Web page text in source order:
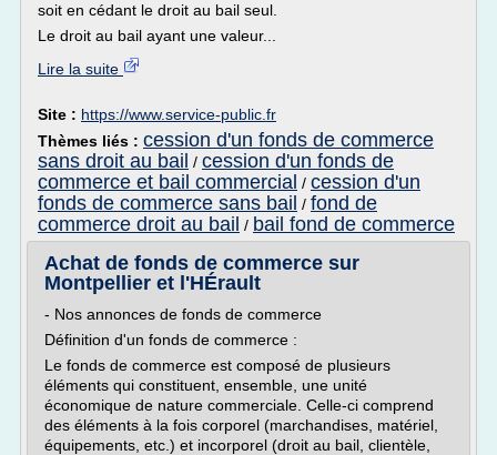
soit en cédant le droit au bail seul.
Le droit au bail ayant une valeur...
Lire la suite
Site : https://www.service-public.fr
Thèmes liés : cession d'un fonds de commerce
sans droit au bail / cession d'un fonds de
commerce et bail commercial / cession d'un
fonds de commerce sans bail / fond de
commerce droit au bail / bail fond de commerce
Achat de fonds de commerce sur
Montpellier et l'HÉrault
- Nos annonces de fonds de commerce
Définition d'un fonds de commerce :
Le fonds de commerce est composé de plusieurs
éléments qui constituent, ensemble, une unité
économique de nature commerciale. Celle-ci comprend
des éléments à la fois corporel (marchandises, matériel,
équipements, etc.) et incorporel (droit au bail, clientèle,